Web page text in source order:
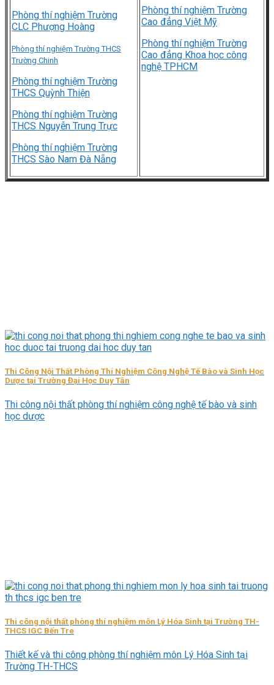
Phòng thí nghiệm Trường
CLC Phượng Hoàng
Phòng thí nghiệm Trường THCS
Trường Chinh
Phòng thí nghiệm Trường
THCS Quỳnh Thiện
Phòng thí nghiệm Trường
THCS Nguyễn Trung Trực
Phòng thí nghiệm Trường
THCS Sào Nam Đà Nẵng
Phòng thí nghiệm Trường
Cao đẳng Việt Mỹ
Phòng thí nghiệm Trường
Cao đẳng Khoa học công
nghệ TPHCM
Thi Công Nội Thất Phòng Thí Nghiệm Công Nghệ Tế Bào và Sinh Học
Dược tại Trường Đại Học Duy Tân
Thi công nội thất phòng thí nghiệm công nghệ tế bào và sinh
học dược
Thi công nội thất phòng thí nghiệm môn Lý Hóa Sinh tại Trường TH-
THCS IGC Bến Tre
Thiết kế và thi công phòng thí nghiệm môn Lý Hóa Sinh tại
Trường TH-THCS